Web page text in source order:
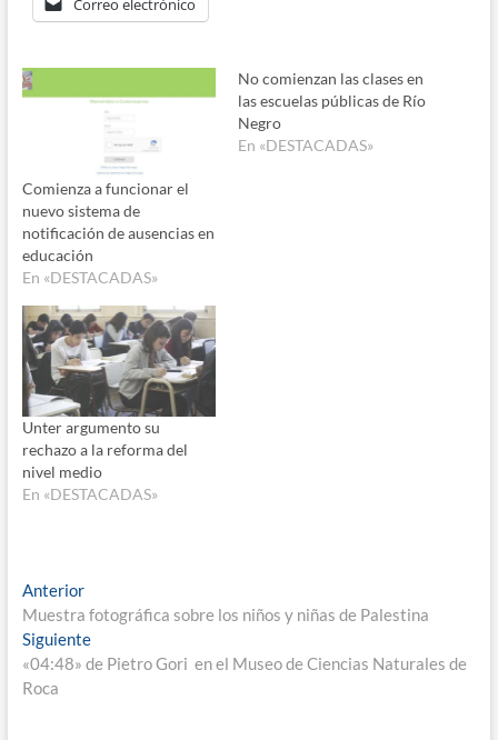
Correo electrónico
Comienza a funcionar el
nuevo sistema de
notificación de ausencias en
educación
En «DESTACADAS»
No comienzan las clases en
las escuelas públicas de Río
Negro
En «DESTACADAS»
Unter argumento su
rechazo a la reforma del
nivel medio
En «DESTACADAS»
Navegación
de
entradas
AnteriorEntrada
anterior:
Muestra fotográfica sobre los niños y niñas de Palestina
SiguienteEntrada
siguiente:
«04:48» de Pietro Gori en el Museo de Ciencias Naturales de
Roca